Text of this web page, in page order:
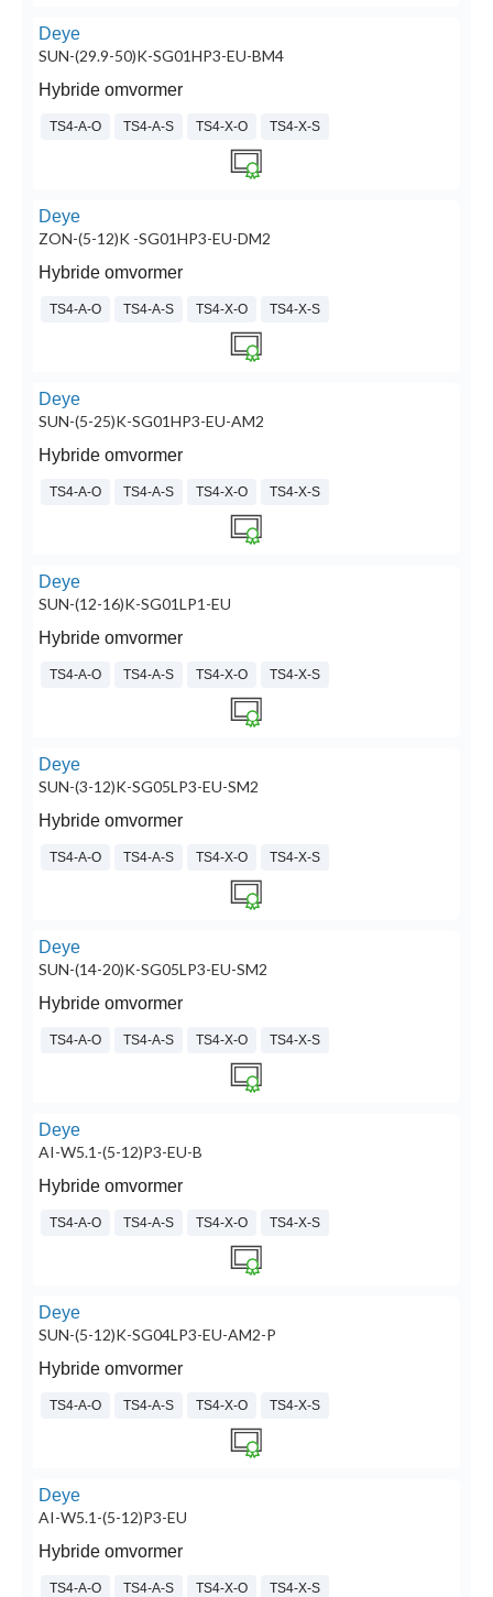
Deye
SUN-(29.9-50)K-SG01HP3-EU-BM4
Hybride omvormer
TS4-A-O TS4-A-S TS4-X-O TS4-X-S
Deye
ZON-(5-12)K -SG01HP3-EU-DM2
Hybride omvormer
TS4-A-O TS4-A-S TS4-X-O TS4-X-S
Deye
SUN-(5-25)K-SG01HP3-EU-AM2
Hybride omvormer
TS4-A-O TS4-A-S TS4-X-O TS4-X-S
Deye
SUN-(12-16)K-SG01LP1-EU
Hybride omvormer
TS4-A-O TS4-A-S TS4-X-O TS4-X-S
Deye
SUN-(3-12)K-SG05LP3-EU-SM2
Hybride omvormer
TS4-A-O TS4-A-S TS4-X-O TS4-X-S
Deye
SUN-(14-20)K-SG05LP3-EU-SM2
Hybride omvormer
TS4-A-O TS4-A-S TS4-X-O TS4-X-S
Deye
AI-W5.1-(5-12)P3-EU-B
Hybride omvormer
TS4-A-O TS4-A-S TS4-X-O TS4-X-S
Deye
SUN-(5-12)K-SG04LP3-EU-AM2-P
Hybride omvormer
TS4-A-O TS4-A-S TS4-X-O TS4-X-S
Deye
AI-W5.1-(5-12)P3-EU
Hybride omvormer
TS4-A-O TS4-A-S TS4-X-O TS4-X-S